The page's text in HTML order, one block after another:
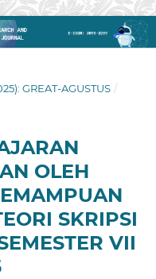
GREAT-AGUSTUS /
OLEH
SKRIPSI
VII